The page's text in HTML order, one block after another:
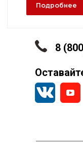
Подробнее
8